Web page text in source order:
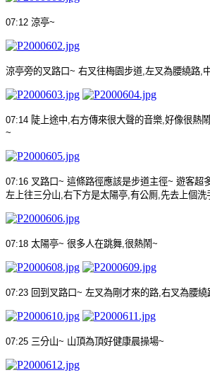
07:12 涼亭~
涼亭旁的叉路口~ 右叉往梅園步道 左叉為腰繞路
07:14 陡上途中 右方傳來很大聲的音樂 好像很熱鬧
~
07:16 叉路口~ 這條路徑應該是步道主徑~ 遊客超
左上往三分山 右下方是太陽亭 有公厠 先去上個洗
07:18 太陽亭~ 很多人在跳舞 很熱鬧~
07:23 回到叉路口~ 左叉為剛才來的路 右叉為腰繞
07:25 三分山~ 山頂為頂好健康晨操場~